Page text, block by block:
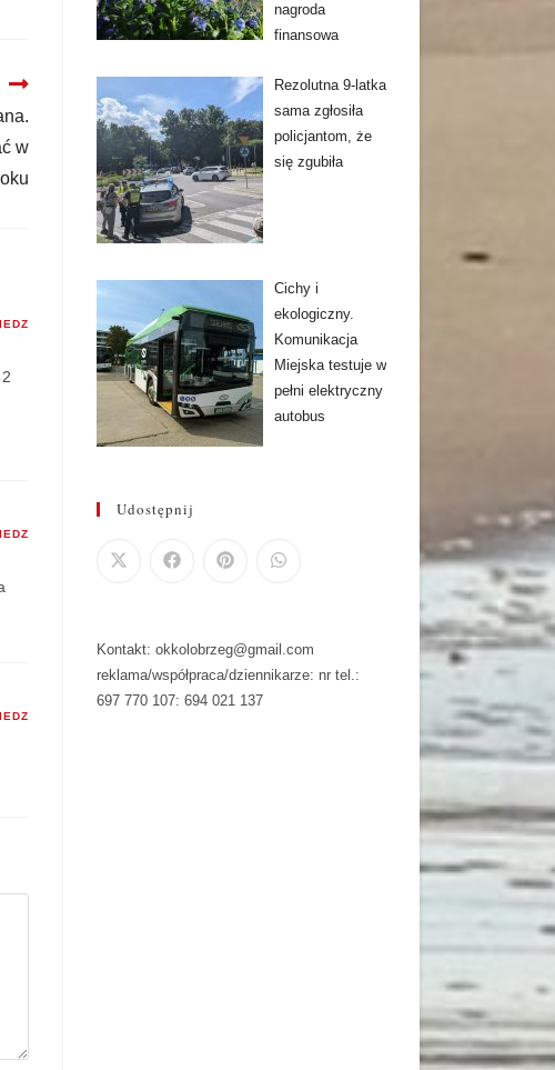
w
nagroda
finansowa
Rezolutna 9-latka
sama zgłosiła
policjantom, że
się zgubiła
Cichy i
ekologiczny.
Komunikacja
Miejska testuje w
pełni elektryczny
autobus
Udostępnij
Kontakt: okkolobrzeg@gmail.com
reklama/współpraca/dziennikarze: nr tel.:
697 770 107: 694 021 137